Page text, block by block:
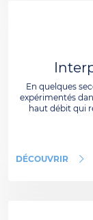
En quelques
expérimentés
haut débit qui
DÉCOUVRIR